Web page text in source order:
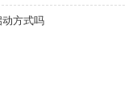
方式吗